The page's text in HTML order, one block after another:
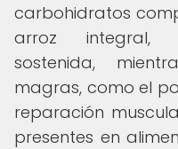
carbohidratos
arroz integral,
sostenida,
magras, como el
reparación
presentes en